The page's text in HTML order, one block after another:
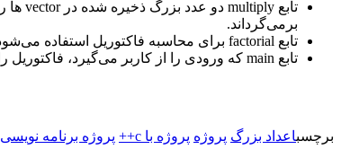
برمی‌گرداند.
تابع factorial برای محاسبه فاکتوریل استفاده می‌شود. این تابع از 2 تا n حلقه زده و در هر مرحله از تابع multiply برای ضرب عدد بزرگ استفاده می‌کند.
تابع main که ورودی را از کاربر می‌گیرد، فاکتوریل را محاسبه کرده و نتیجه را چاپ می‌کند.
برچسباعداد بزرگ پروژه پروژه با c++ پروژه برنامه نویسی